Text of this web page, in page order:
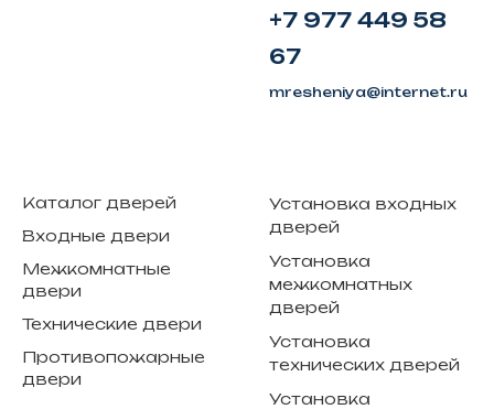
+7 977 449 58
67
mresheniya@internet.ru
Каталог дверей
Входные двери
Межкомнатные
двери
Технические двери
Противопожарные
двери
Установка входных
дверей
Установка
межкомнатных
дверей
Установка
технических дверей
Установка